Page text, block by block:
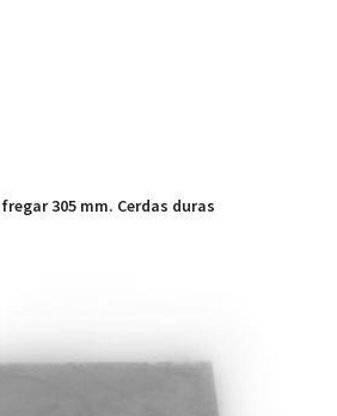
305 mm. Cerdas duras